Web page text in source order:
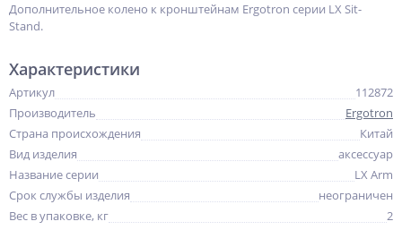
Дополнительное колено к кронштейнам Ergotron серии LX Sit-
Stand.
Характеристики
Артикул
112872
Производитель
Ergotron
Страна происхождения
Китай
Вид изделия
аксессуар
Название серии
LX Arm
Срок службы изделия
неограничен
Вес в упаковке, кг
2